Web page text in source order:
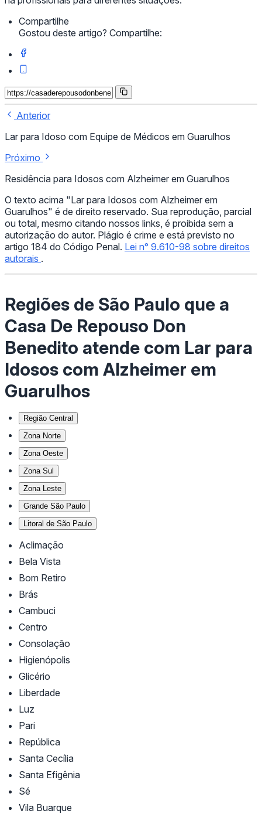
Compartilhe
Gostou deste artigo? Compartilhe:
Anterior
Lar para Idoso com Equipe de Médicos em Guarulhos
Próximo
Residência para Idosos com Alzheimer em Guarulhos
O texto acima "Lar para Idosos com Alzheimer em
Guarulhos" é de direito reservado. Sua reprodução, parcial
ou total, mesmo citando nossos links, é proibida sem a
autorização do autor. Plágio é crime e está previsto no
artigo 184 do Código Penal. Lei n° 9.610-98 sobre direitos
autorais .
Regiões de São Paulo que a
Casa De Repouso Don
Benedito atende com Lar para
Idosos com Alzheimer em
Guarulhos
Região Central
Zona Norte
Zona Oeste
Zona Sul
Zona Leste
Grande São Paulo
Litoral de São Paulo
Aclimação
Bela Vista
Bom Retiro
Brás
Cambuci
Centro
Consolação
Higienópolis
Glicério
Liberdade
Luz
Pari
República
Santa Cecília
Santa Efigênia
Sé
Vila Buarque